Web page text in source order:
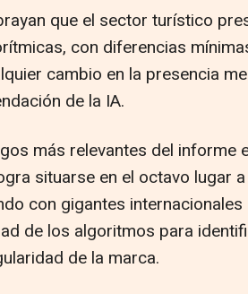
que el sector turístico
con diferencias
cambio en la presencia
de la IA.
más relevantes del informe
situarse en el octavo lugar
con gigantes
de los algoritmos para
de la marca.